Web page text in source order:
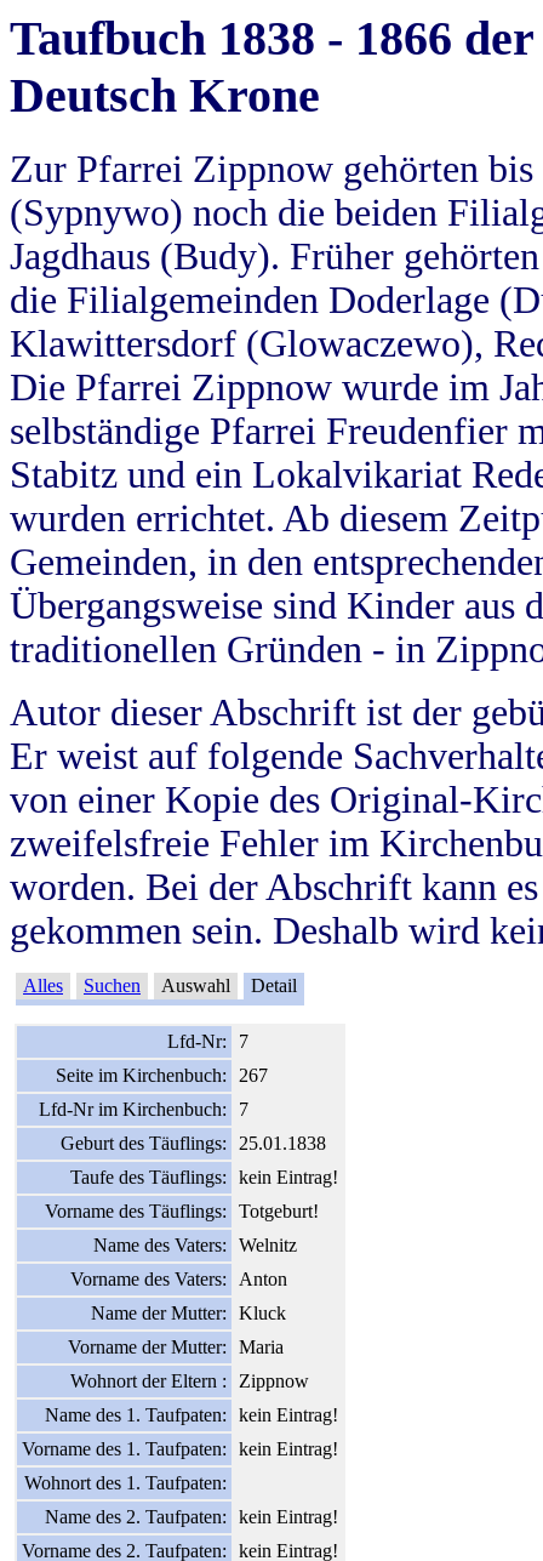
Taufbuch 1838 - 1866
Deutsch Krone
Zur Pfarrei Zippnow gehörten
(Sypnywo) noch die beiden
Jagdhaus (Budy). Früher
die Filialgemeinden Doderlage
Klawittersdorf (Glowaczewo),
Die Pfarrei Zippnow wurde im
selbständige Pfarrei Freudenfier
Stabitz und ein Lokalvikariat
wurden errichtet. Ab diesem
Gemeinden, in den
Übergangsweise sind Kinder aus
traditionellen Gründen - in
Autor dieser Abschrift ist der
Er weist auf folgende
von einer Kopie des Original-
zweifelsfreie Fehler im
worden. Bei der Abschrift kann
gekommen sein. Deshalb wird
Alles Suchen Auswahl Detail
Lfd-Nr:
7
Seite im Kirchenbuch:
267
Lfd-Nr im Kirchenbuch:
7
Geburt des Täuflings:
25.01.1838
Taufe des Täuflings:
kein Eintrag!
Vorname des Täuflings:
Totgeburt!
Name des Vaters:
Welnitz
Vorname des Vaters:
Anton
Name der Mutter:
Kluck
Vorname der Mutter:
Maria
Wohnort der Eltern :
Zippnow
Name des 1. Taufpaten:
kein Eintrag!
Vorname des 1. Taufpaten:
kein Eintrag!
Wohnort des 1. Taufpaten:
Name des 2. Taufpaten:
kein Eintrag!
Vorname des 2. Taufpaten:
kein Eintrag!